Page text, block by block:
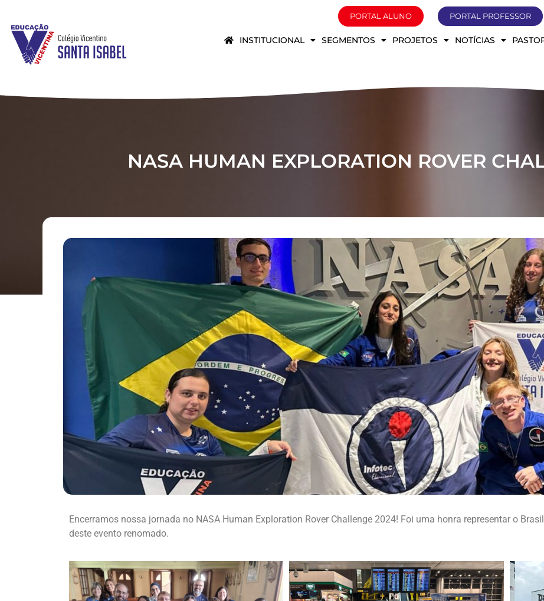
PORTAL ALUNO PORTAL PROFESSOR
INSTITUCIONAL SEGMENTOS PROJETOS NOTÍCIAS
NASA HUMAN EXPLORATION ROVER
Encerramos nossa jornada no NASA Human Exploration Rover Challenge 2024! Foi uma honra representar o
deste evento renomado.